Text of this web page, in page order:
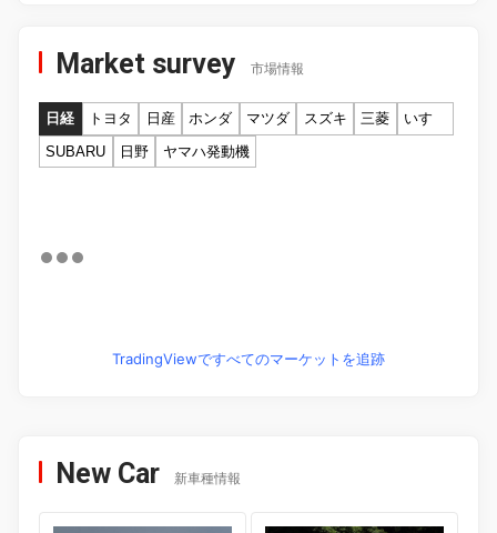
Market survey 市場情報
日経 トヨタ 日産 ホンダ マツダ スズキ 三菱
いすゞ
SUBARU
日野 ヤマハ発動機
TradingViewですべてのマーケットを追跡
New Car 新車種情報